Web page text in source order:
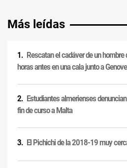
Más leídas
Rescatan el cadáver de un
horas antes en una cala junto a
Estudiantes almerienses
fin de curso a Malta
El Pichichi de la 2018-19 muy